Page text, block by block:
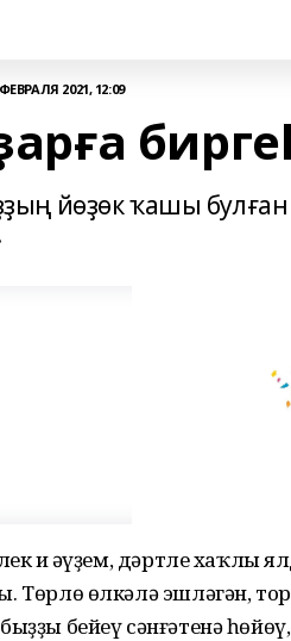
2021, 12:09
йөҙөк ҡашы
иң әүҙем, дәртле хаҡлы
Төрлө өлкәлә эшләгән,
бейеү сәнғәтенә